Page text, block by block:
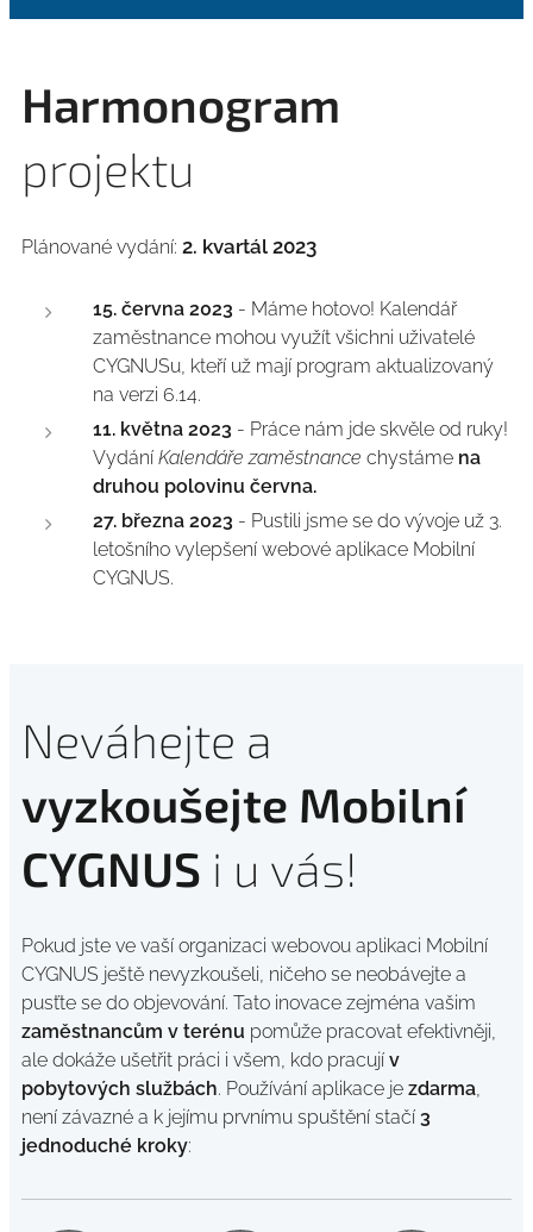
Harmonogram
projektu
Plánované vydání: 2. kvartál 2023
15. června 2023 - Máme hotovo! Kalendář
zaměstnance mohou využít všichni uživatelé
CYGNUSu, kteří už mají program aktualizovaný
na verzi 6.14.
11. května 2023 - Práce nám jde skvěle od ruky!
Vydání Kalendáře zaměstnance chystáme na
druhou polovinu června.
27. března 2023 - Pustili jsme se do vývoje už 3.
letošního vylepšení webové aplikace Mobilní
CYGNUS.
Neváhejte a
vyzkoušejte Mobilní
CYGNUS i u vás!
Pokud jste ve vaší organizaci webovou aplikaci Mobilní
CYGNUS ještě nevyzkoušeli, ničeho se neobávejte a
pusťte se do objevování. Tato inovace zejména vašim
zaměstnancům v terénu pomůže pracovat efektivněji,
ale dokáže ušetřit práci i všem, kdo pracují v
pobytových službách. Používání aplikace je zdarma,
není závazné a k jejímu prvnímu spuštění stačí 3
jednoduché kroky: